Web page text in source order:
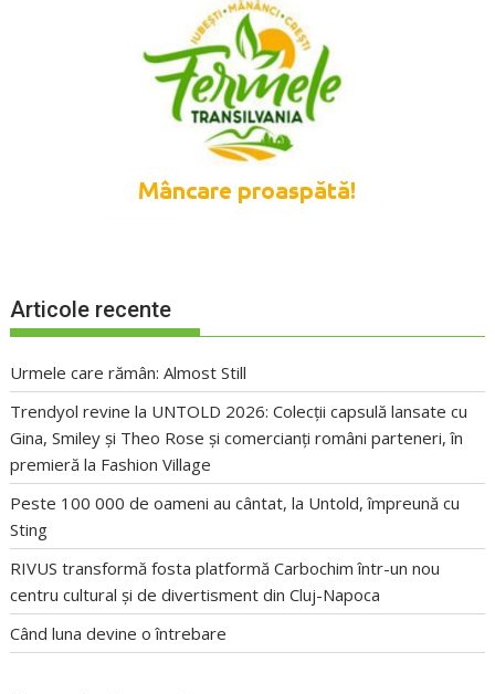
Articole recente
Urmele care rămân: Almost Still
Trendyol revine la UNTOLD 2026: Colecții capsulă lansate cu
Gina, Smiley și Theo Rose și comercianți români parteneri, în
premieră la Fashion Village
Peste 100 000 de oameni au cântat, la Untold, împreună cu
Sting
RIVUS transformă fosta platformă Carbochim într-un nou
centru cultural și de divertisment din Cluj-Napoca
Când luna devine o întrebare